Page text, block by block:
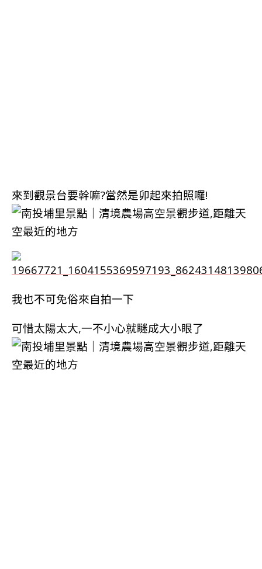
來到觀景台要幹嘛?當然是卯起來拍照囉!
我也不可免俗來自拍一下
可惜太陽太大,一不小心就瞇成大小眼了